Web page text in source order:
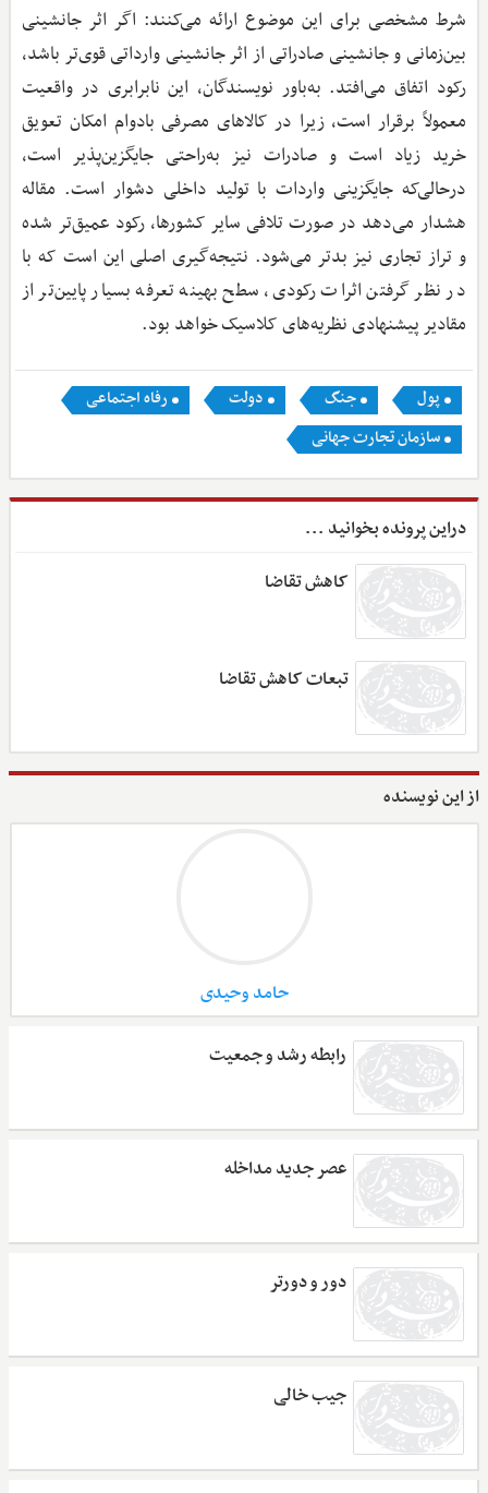
شرط مشخصی برای این موضوع ارائه می‌کنند: اگر اثر جانشینی
بین‌زمانی و جانشینی صادراتی از اثر جانشینی وارداتی قوی‌تر باشد،
رکود اتفاق می‌افتد. به‌باور نویسندگان، این نابرابری در واقعیت
معمولاً برقرار است، زیرا در کالاهای مصرفی بادوام امکان تعویق
خرید زیاد است و صادرات نیز به‌راحتی جایگزین‌پذیر است،
درحالی‌که جایگزینی واردات با تولید داخلی دشوار است. مقاله
هشدار می‌دهد در صورت تلافی سایر کشورها، رکود عمیق‌تر شده
و تراز تجاری نیز بدتر می‌شود. نتیجه‌گیری اصلی این است که با
در نظر گرفتن اثرات رکودی، سطح بهینه تعرفه بسیار پایین‌تر از
مقادیر پیشنهادی نظریه‌های کلاسیک خواهد بود.
پول جنگ دولت
رفاه اجتماعی
سازمان تجارت جهانی
دراین پرونده بخوانید ...
کاهش تقاضا
تبعات کاهش تقاضا
از این نویسنده
حامد وحیدی
رابطه رشد و جمعیت
عصر جدید مداخله
دور و دورتر
جیب خالی